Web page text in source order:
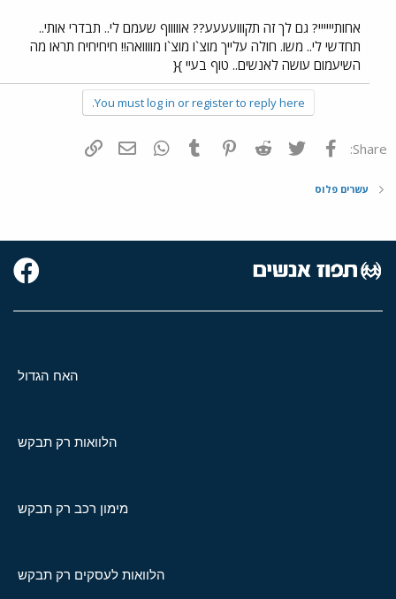
אחותיייייי? גם לך זה תקווועעעע?? אוווווף שעמם לי.. תבדרי אותי..
תחדשי לי.. משו. חולה עלייך מוצ`ו מוצ`ו מוווואה!! חיחיחיח תראו מה
השיעמום עושה לאנשים.. טוף בעיי }{
You must log in or register to reply here.
Share: פייסבוק Twitter
Reddit
Pinterest
Tumblr
WhatsAppדואר אלקטרוני
עשרים פלוס
האח הגדול
הלוואות רק תבקש
מימון רכב רק תבקש
הלוואות לעסקים רק תבקש